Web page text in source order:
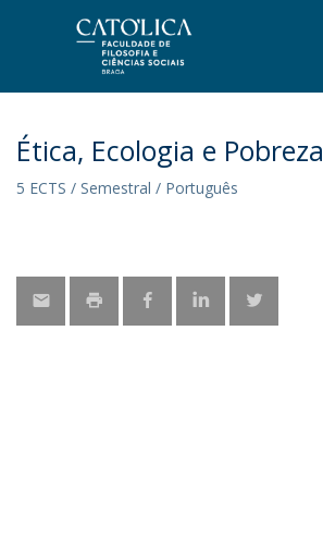
Ética, Ecologia e Pobreza
5 ECTS / Semestral / Português